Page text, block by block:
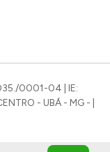
0001-04 | IE:
- UBÁ - MG - |